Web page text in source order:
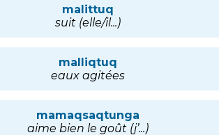
malittuq
suit (elle/il...)
malliqtuq
eaux agitées
mamaqsaqtunga
aime bien le goût (j’...)